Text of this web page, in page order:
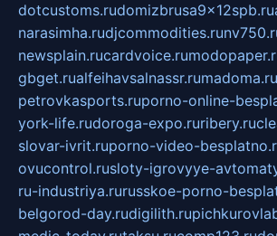
dotcustoms.rudomizbrusa9x12spb.ru
narasimha.rudjcommodities.ru
newsplain.rucardvoice.ru
gbget.rualfeihavsalnassr.rumadoma.ru
petrovkasports.ruporno-online-
york-life.rudoroga-expo.ruribery.ru
slovar-ivrit.ruporno-video-
ovucontrol.rusloty-igrovyye-
ru-industriya.rurusskoe-porno-
belgorod-day.rudigilith.ru